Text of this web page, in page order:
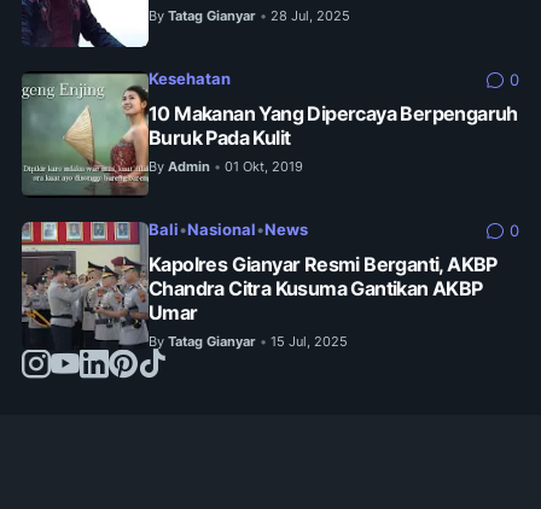
By Tatag Gianyar • 28 Jul, 2025
Kesehatan 0
10 Makanan Yang Dipercaya Berpengaruh
Buruk Pada Kulit
By Admin • 01 Okt, 2019
Bali•Nasional•News 0
Kapolres Gianyar Resmi Berganti, AKBP
Chandra Citra Kusuma Gantikan AKBP
Umar
By Tatag Gianyar • 15 Jul, 2025